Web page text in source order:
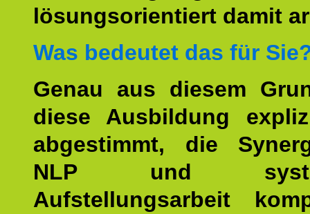
lösungsorientiert damit
Was bedeutet das für
Genau aus diesem
diese Ausbildung
abgestimmt, die
NLP und
Aufstellungsarbeit